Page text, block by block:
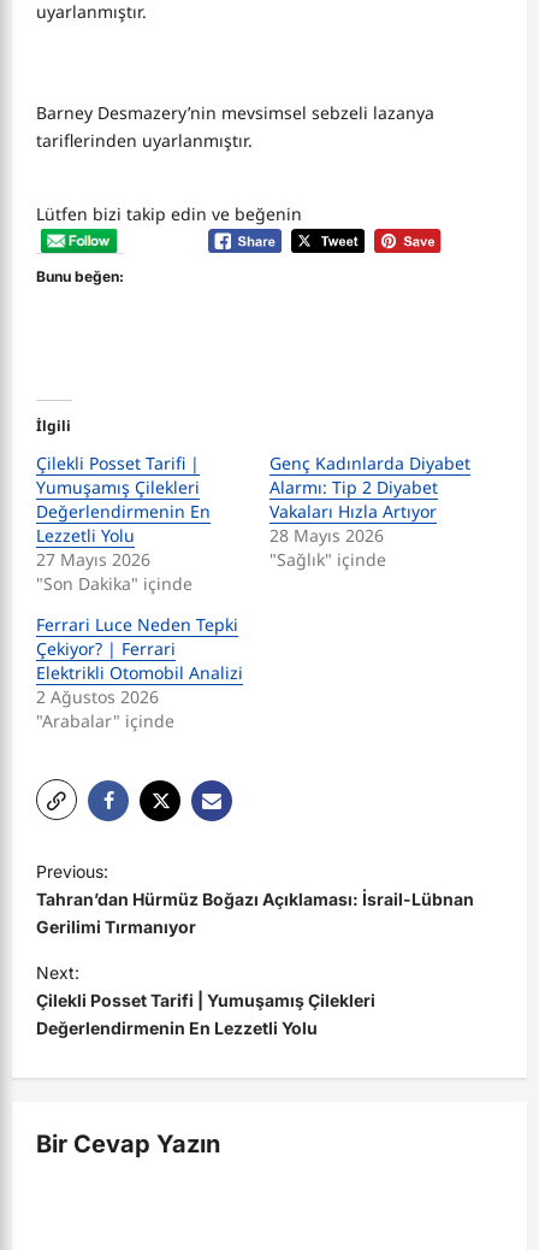
uyarlanmıştır.
Barney Desmazery’nin mevsimsel sebzeli lazanya
tariflerinden uyarlanmıştır.
Lütfen bizi takip edin ve beğenin
Bunu beğen:
İlgili
Çilekli Posset Tarifi |
Yumuşamış Çilekleri
Değerlendirmenin En
Lezzetli Yolu
27 Mayıs 2026
"Son Dakika" içinde
Genç Kadınlarda Diyabet
Alarmı: Tip 2 Diyabet
Vakaları Hızla Artıyor
28 Mayıs 2026
"Sağlık" içinde
Ferrari Luce Neden Tepki
Çekiyor? | Ferrari
Elektrikli Otomobil Analizi
2 Ağustos 2026
"Arabalar" içinde
P
o
s
t
n
a
v
g
Previous:
Tahran’dan Hürmüz Boğazı Açıklaması: İsrail-Lübnan
Gerilimi Tırmanıyor
Next:
Çilekli Posset Tarifi | Yumuşamış Çilekleri
Değerlendirmenin En Lezzetli Yolu
Bir Cevap Yazın